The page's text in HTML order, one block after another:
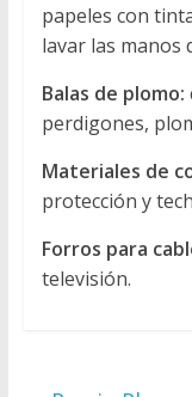
papeles con
lavar las manos
Balas de plomo:
perdigones,
Materiales de
protección y
Forros para
televisión.